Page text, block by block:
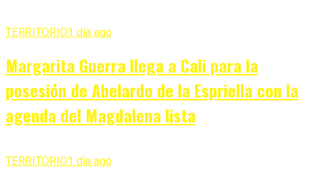
TERRITORIO1 día ago
Margarita Guerra llega a Cali para la
posesión de Abelardo de la Espriella con la
agenda del Magdalena lista
TERRITORIO1 día ago